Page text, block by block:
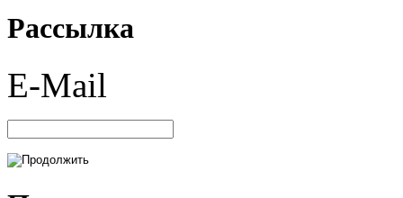
Рассылка
E-Mail